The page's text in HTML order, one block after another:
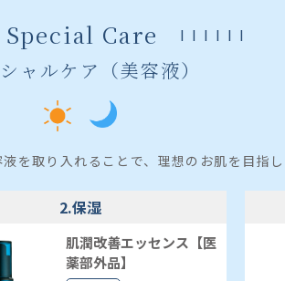
Special Care
ャルケア（美容液）
を取り入れることで、理想のお肌を目指し
2.保湿
肌潤改善エッセンス【医
薬部外品】